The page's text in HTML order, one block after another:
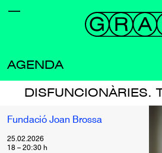
AGENDA
DISFUNCIONÀRIES.
Fundació Joan Brossa
25.02.2026
18 – 20:30 h